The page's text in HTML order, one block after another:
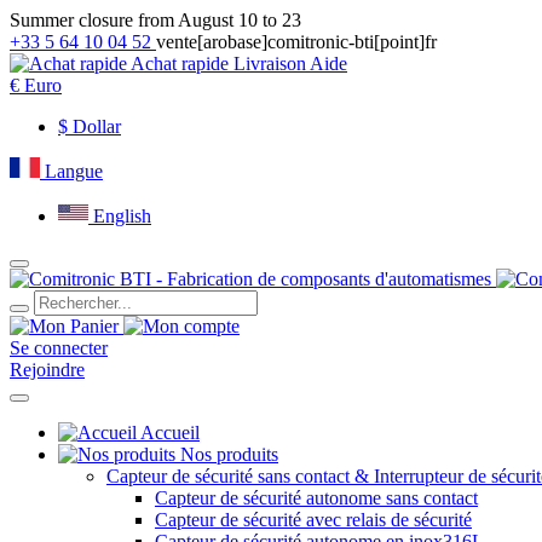
Summer closure from August 10 to 23
+33 5 64 10 04 52 vente[arobase]comitronic-bti[point]fr
Achat rapide Livraison Aide
€ Euro
$ Dollar
Langue
English
Se connecter
Rejoindre
Accueil
Nos produits
Capteur de sécurité sans contact & Interrupteur de
Capteur de sécurité autonome sans contact
Capteur de sécurité avec relais de sécurité